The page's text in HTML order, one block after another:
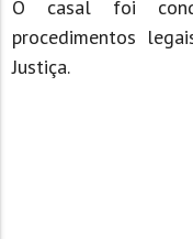
O casal foi
procedimentos
Justiça.